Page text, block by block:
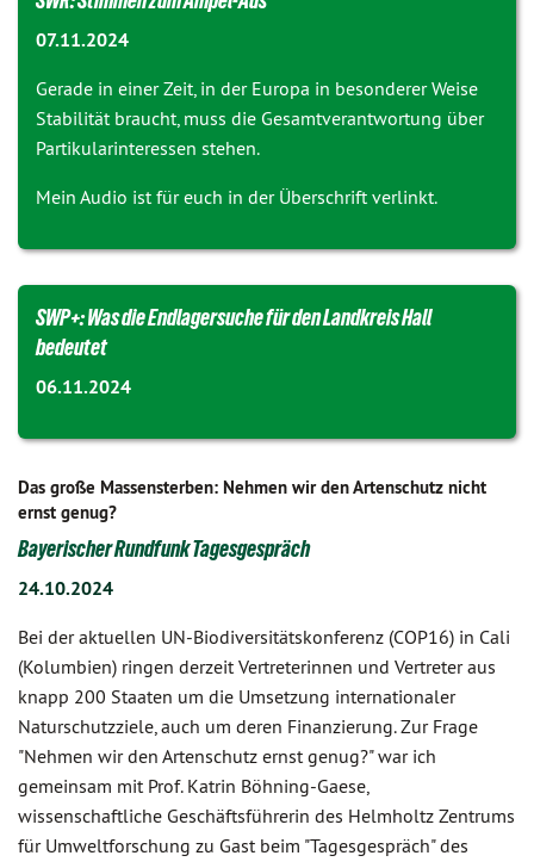
07.11.2024
Gerade in einer Zeit, in der Europa in besonderer Weise
Stabilität braucht, muss die Gesamtverantwortung über
Partikularinteressen stehen.
Mein Audio ist für euch in der Überschrift verlinkt.
SWP+: Was die Endlagersuche für den Landkreis Hall
bedeutet
06.11.2024
Das große Massensterben: Nehmen wir den Artenschutz nicht
ernst genug?
Bayerischer Rundfunk Tagesgespräch
24.10.2024
Bei der aktuellen UN-Biodiversitätskonferenz (COP16) in Cali
(Kolumbien) ringen derzeit Vertreterinnen und Vertreter aus
knapp 200 Staaten um die Umsetzung internationaler
Naturschutzziele, auch um deren Finanzierung. Zur Frage
"Nehmen wir den Artenschutz ernst genug?" war ich
gemeinsam mit Prof. Katrin Böhning-Gaese,
wissenschaftliche Geschäftsführerin des Helmholtz Zentrums
für Umweltforschung zu Gast beim "Tagesgespräch" des